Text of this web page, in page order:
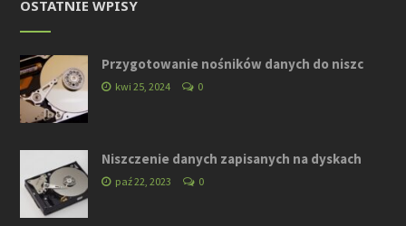
OSTATNIE WPISY
Przygotowanie nośników danych do niszc
kwi 25, 2024 0
Niszczenie danych zapisanych na dyskach
paź 22, 2023 0